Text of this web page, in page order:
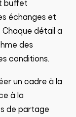
buffet
échanges et
Chaque détail a
des
conditions.
un cadre à la
à la
de partage